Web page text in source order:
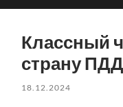
Классный
страну
18.12.2024